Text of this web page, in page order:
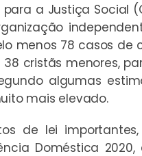
a Justiça Social
menos 78 casos
cristãs menores,
algumas
mais elevado.
de lei
Doméstica